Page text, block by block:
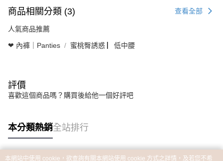
商品相關分類 (3) 查看全部
人氣商品推薦
❤ 內褲｜Panties 蜜桃臀誘惑 ▏低中腰
評價
喜歡這個商品嗎？購買後給他一個好評吧
本分類熱銷全站排行
本網站中使用 cookie，欲查詢有關本網站使用 cookie 方式之詳情，及若您不希